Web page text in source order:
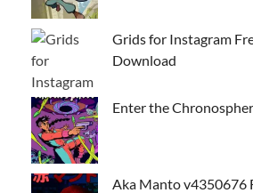
Grids for Instagram
Download
Enter the
Aka Manto v4350676